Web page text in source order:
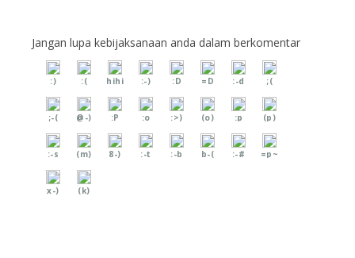
Jangan lupa kebijaksanaan anda dalam berkomentar
:) :( hihi :-) :D =D :-d ;(
;-( @-) :P :o :>) (o) :p (p)
:-s (m) 8-) :-t :-b b-( :-# =p~
x-) (k)